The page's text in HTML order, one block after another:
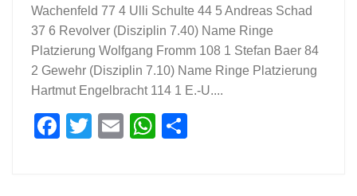
Wachenfeld 77 4 Ulli Schulte 44 5 Andreas Schad
37 6 Revolver (Disziplin 7.40) Name Ringe
Platzierung Wolfgang Fromm 108 1 Stefan Baer 84
2 Gewehr (Disziplin 7.10) Name Ringe Platzierung
Hartmut Engelbracht 114 1 E.-U....
Facebook
Twitter
EmailWhatsApp